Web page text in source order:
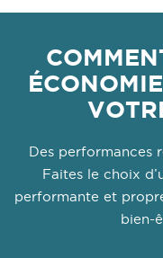
Des performances
Faites le choix
performante et
bien-